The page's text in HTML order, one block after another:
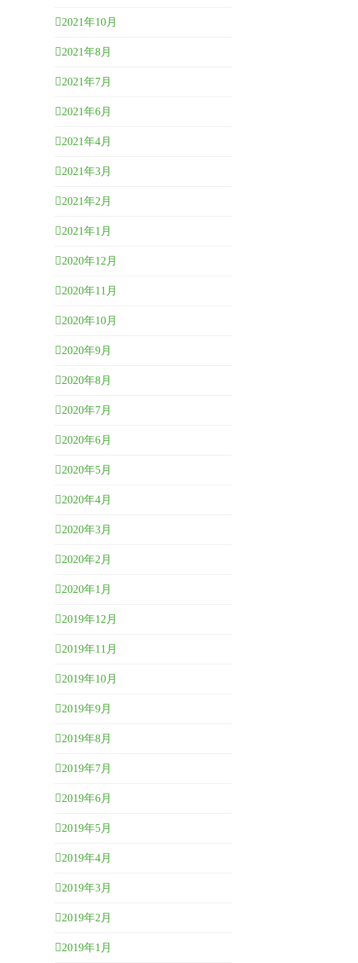
2021年10月
2021年8月
2021年7月
2021年6月
2021年4月
2021年3月
2021年2月
2021年1月
2020年12月
2020年11月
2020年10月
2020年9月
2020年8月
2020年7月
2020年6月
2020年5月
2020年4月
2020年3月
2020年2月
2020年1月
2019年12月
2019年11月
2019年10月
2019年9月
2019年8月
2019年7月
2019年6月
2019年5月
2019年4月
2019年3月
2019年2月
2019年1月